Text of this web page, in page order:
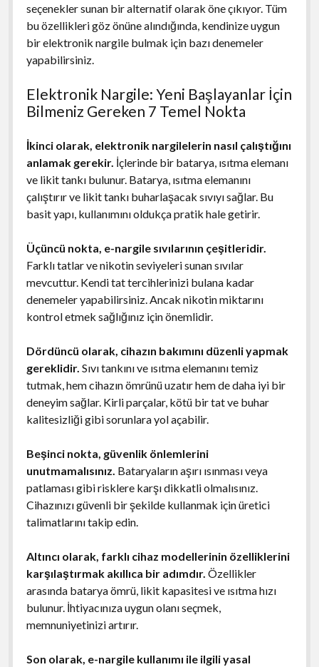
seçenekler sunan bir alternatif olarak öne çıkıyor. Tüm
bu özellikleri göz önüne alındığında, kendinize uygun
bir elektronik nargile bulmak için bazı denemeler
yapabilirsiniz.
Elektronik Nargile: Yeni Başlayanlar İçin
Bilmeniz Gereken 7 Temel Nokta
İkinci olarak, elektronik nargilelerin nasıl çalıştığını
anlamak gerekir. İçlerinde bir batarya, ısıtma elemanı
ve likit tankı bulunur. Batarya, ısıtma elemanını
çalıştırır ve likit tankı buharlaşacak sıvıyı sağlar. Bu
basit yapı, kullanımını oldukça pratik hale getirir.
Üçüncü nokta, e-nargile sıvılarının çeşitleridir.
Farklı tatlar ve nikotin seviyeleri sunan sıvılar
mevcuttur. Kendi tat tercihlerinizi bulana kadar
denemeler yapabilirsiniz. Ancak nikotin miktarını
kontrol etmek sağlığınız için önemlidir.
Dördüncü olarak, cihazın bakımını düzenli yapmak
gereklidir. Sıvı tankını ve ısıtma elemanını temiz
tutmak, hem cihazın ömrünü uzatır hem de daha iyi bir
deneyim sağlar. Kirli parçalar, kötü bir tat ve buhar
kalitesizliği gibi sorunlara yol açabilir.
Beşinci nokta, güvenlik önlemlerini
unutmamalısınız. Bataryaların aşırı ısınması veya
patlaması gibi risklere karşı dikkatli olmalısınız.
Cihazınızı güvenli bir şekilde kullanmak için üretici
talimatlarını takip edin.
Altıncı olarak, farklı cihaz modellerinin özelliklerini
karşılaştırmak akıllıca bir adımdır. Özellikler
arasında batarya ömrü, likit kapasitesi ve ısıtma hızı
bulunur. İhtiyacınıza uygun olanı seçmek,
memnuniyetinizi artırır.
Son olarak, e-nargile kullanımı ile ilgili yasal